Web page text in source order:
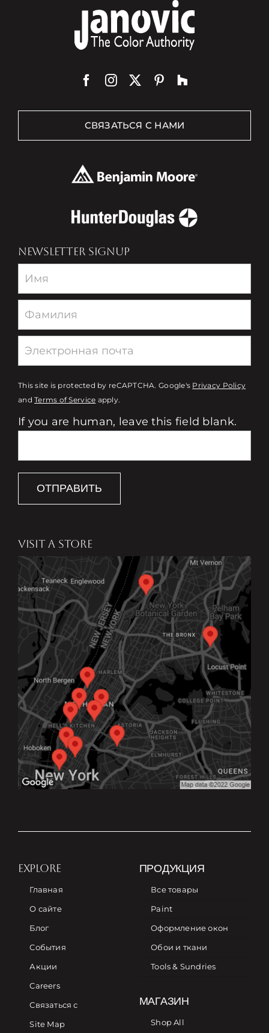
СВЯЗАТЬСЯ С НАМИ
NEWSLETTER SIGNUP
Newsletter
This site is protected by reCAPTCHA. Google's Privacy Policy
andTerms of Service apply.
If you are human, leave this field blank.
ОТПРАВИТЬ
VISIT A STORE
EXPLORE
Главная
О сайте
Блог
События
Акции
Careers
Связаться с
Site Map
ПРОДУКЦИЯ
Все товары
Paint
Оформление окон
Обои и ткани
Tools & Sundries
МАГАЗИН
Shop All